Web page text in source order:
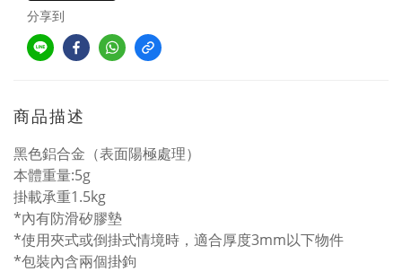
分享到
商品描述
黑色鋁合金（表面陽極處理）
本體重量:5g
掛載承重1.5kg
*內有防滑矽膠墊
*使用夾式或倒掛式情境時，適合厚度3mm以下物件
*包裝內含兩個掛鉤